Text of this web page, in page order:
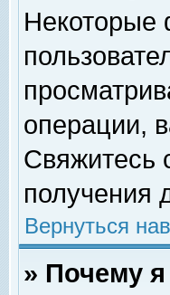
Некоторые
операции,
Свяжитесь
получения
Вернуться
» Почему